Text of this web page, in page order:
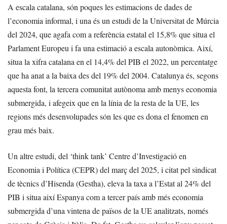
A escala catalana, són poques les estimacions de dades de
l’economia informal, i una és un estudi de la Universitat de Múrcia
del 2024, que agafa com a referència estatal el 15,8% que situa el
Parlament Europeu i fa una estimació a escala autonòmica. Així,
situa la xifra catalana en el 14,4% del PIB el 2022, un percentatge
que ha anat a la baixa des del 19% del 2004. Catalunya és, segons
aquesta font, la tercera comunitat autònoma amb menys economia
submergida, i afegeix que en la línia de la resta de la UE, les
regions més desenvolupades són les que es dona el fenomen en
grau més baix.
Un altre estudi, del ‘think tank’ Centre d’Investigació en
Economia i Política (CEPR) del març del 2025, i citat pel sindicat
de tècnics d’Hisenda (Gestha), eleva la taxa a l’Estat al 24% del
PIB i situa així Espanya com a tercer país amb més economia
submergida d’una vintena de països de la UE analitzats, només